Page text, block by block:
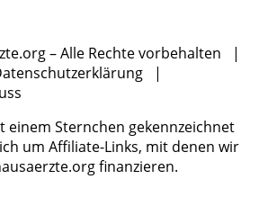
– Alle Rechte vorbehalten |
|
einem Sternchen gekennzeichnet
um Affiliate-Links, mit denen wir
finanzieren.